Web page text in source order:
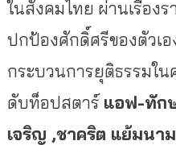
ในสังคมไทย ผ่านเรื่อง
ปกป้องศักดิ์ศรีของตัวเ
กระบวนการยุติธรรมใ
ดับท็อปสตาร์ แอฟ-ทัก
เจริญ ,ชาคริต แย้มนา